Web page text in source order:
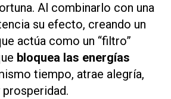
Al combinarlo con una
su efecto, creando un
actúa como un “filtro”
bloquea las energías
tiempo, atrae alegría,